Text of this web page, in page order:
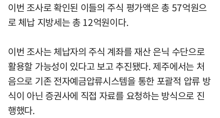
이번 조사로 확인된 이들의 주식 평가액은 총 57억원으
로 체납 지방세는 총 12억원이다.
이번 조사는 체납자의 주식 계좌를 재산 은닉 수단으로
활용할 가능성이 있다고 보고 추진됐다. 제주에서는 처
음으로 기존 전자예금압류시스템을 통한 포괄적 압류 방
식이 아닌 증권사에 직접 자료를 요청하는 방식으로 진
행했다.